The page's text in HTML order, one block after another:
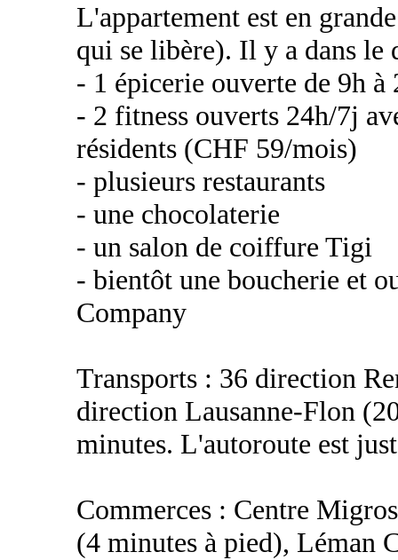
L'appartement est en
qui se libère). Il y a dans le
- 1 épicerie ouverte de 9h à
- 2 fitness ouverts 24h/7j
résidents (CHF 59/mois)
- plusieurs restaurants
- une chocolaterie
- un salon de coiffure Tigi
- bientôt une boucherie et
Company
Transports : 36 direction
direction Lausanne-Flon
minutes. L'autoroute est
Commerces : Centre
(4 minutes à pied), Léman